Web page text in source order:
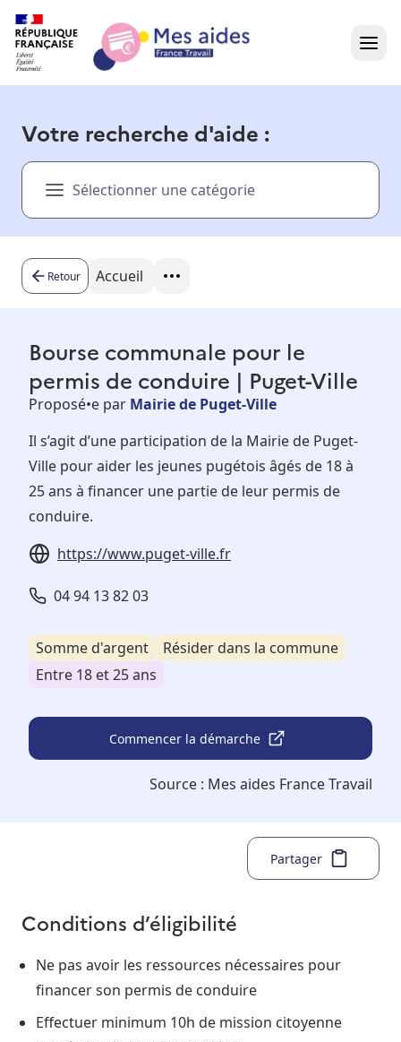
Présentation vidéo
Besoin d'aide ?
Votre recherche d'aide :
Sélectionner une catégorie
Retour Accueil
Bourse communale pour le
permis de conduire | Puget-Ville
Proposé•e par Mairie de Puget-Ville
Il s’agit d’une participation de la Mairie de Puget-
Ville pour aider les jeunes pugétois âgés de 18 à
25 ans à financer une partie de leur permis de
conduire.
https://www.puget-ville.fr
04 94 13 82 03
Somme d'argent
Résider dans la commune
Entre 18 et 25 ans
Commencer la démarche
Source : Mes aides France Travail
Partager
Conditions d’éligibilité
Ne pas avoir les ressources nécessaires pour
financer son permis de conduire
Effectuer minimum 10h de mission citoyenne